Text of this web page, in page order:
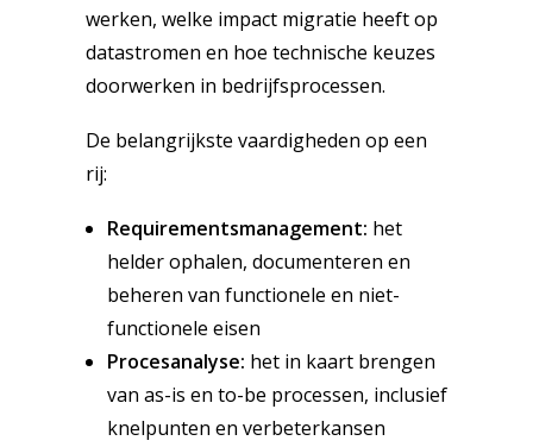
werken, welke impact migratie heeft op
datastromen en hoe technische keuzes
doorwerken in bedrijfsprocessen.
De belangrijkste vaardigheden op een
rij:
Requirementsmanagement: het
helder ophalen, documenteren en
beheren van functionele en niet-
functionele eisen
Procesanalyse: het in kaart brengen
van as-is en to-be processen, inclusief
knelpunten en verbeterkansen